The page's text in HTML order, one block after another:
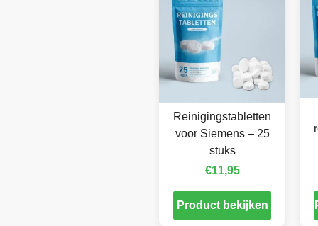
Reinigingstabletten
voor Siemens – 25
stuks
€11,95
Product bekijken